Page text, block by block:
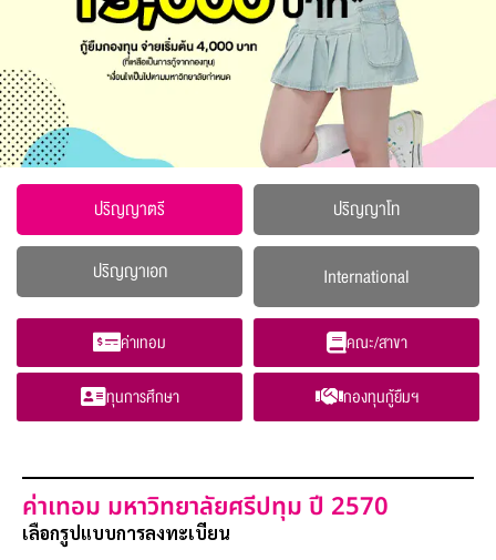
ปริญญาตรี ปริญญาโท
ปริญญาเอก International
ค่าเทอม
ทุนการศึกษา
คณะ/สาขา
กองทุนกู้ยืมฯ
ค่าเทอม มหาวิทยาลัยศรีปทุม ปี 2570
เลือกรูปแบบการลงทะเบียน